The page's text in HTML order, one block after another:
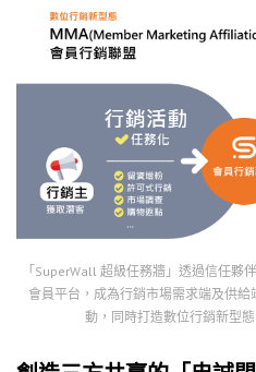
「SuperWall 超級任務牆」透過信任夥
會員平台，成為行銷市場需求端及供
動，同時打造數位行銷新型